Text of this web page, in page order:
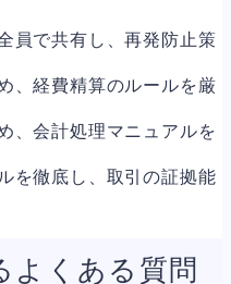
員で共有し、再発防止策
、経費精算のルールを厳
、会計処理マニュアルを
を徹底し、取引の証拠能
よくある質問